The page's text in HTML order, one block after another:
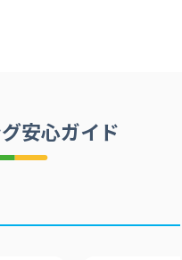
安心ガイド